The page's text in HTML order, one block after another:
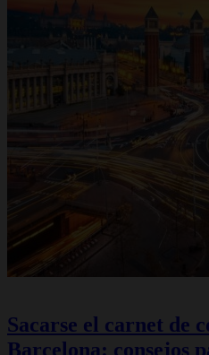
Sacarse el carnet de
Barcelona: consejos